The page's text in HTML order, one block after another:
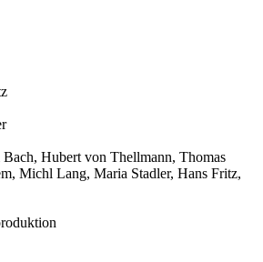
Hubert von Thellmann, Thomas
Michl Lang, Maria Stadler, Hans Fritz,